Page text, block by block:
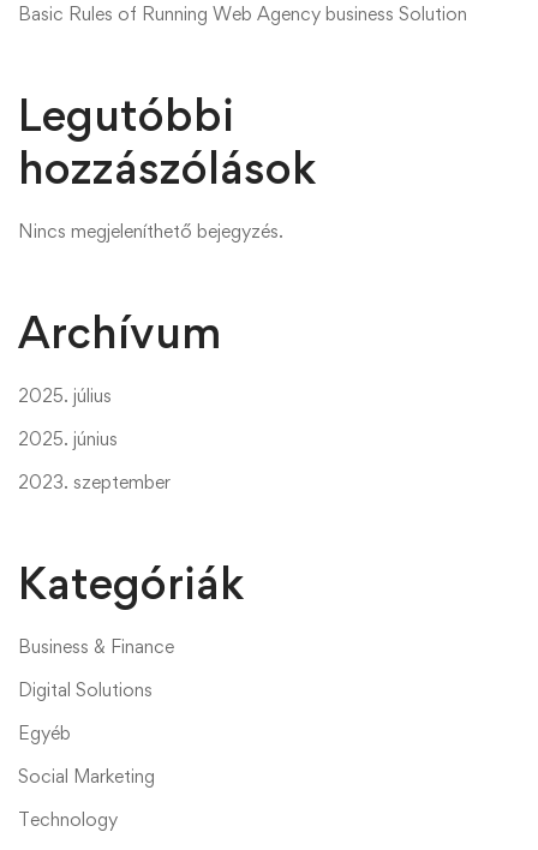
Basic Rules of Running Web Agency business Solution
Legutóbbi
hozzászólások
Nincs megjeleníthető bejegyzés.
Archívum
2025. július
2025. június
2023. szeptember
Kategóriák
Business & Finance
Digital Solutions
Egyéb
Social Marketing
Technology